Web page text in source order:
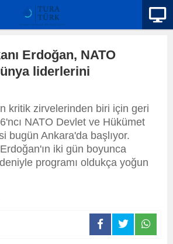
Erdoğan, NATO
liderlerini
kritik zirvelerinden biri için geri
⁠NATO Devlet ve Hükümet
bugün Ankara'da başlıyor.
iki gün boyunca
programı oldukça yoğun